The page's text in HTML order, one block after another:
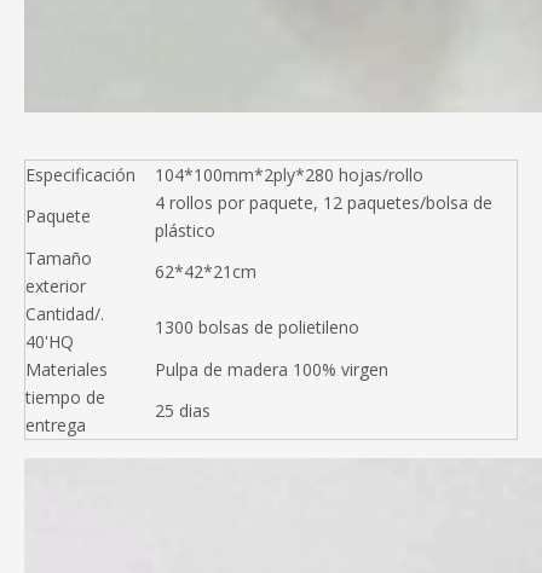
Especificación
104*100mm*2ply*280 hojas/rollo
Paquete
4 rollos por paquete, 12 paquetes/bolsa de
plástico
Tamaño
exterior
62*42*21cm
Cantidad/.
40'HQ
1300 bolsas de polietileno
Materiales
Pulpa de madera 100% virgen
tiempo de
entrega
25 dias